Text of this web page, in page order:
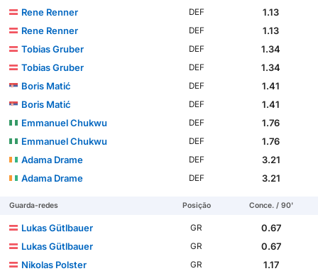
Rene Renner
DEF
1.13
Rene Renner
DEF
1.13
Tobias Gruber
DEF
1.34
Tobias Gruber
DEF
1.34
Boris Matić
DEF
1.41
Boris Matić
DEF
1.41
Emmanuel Chukwu
DEF
1.76
Emmanuel Chukwu
DEF
1.76
Adama Drame
DEF
3.21
Adama Drame
DEF 3.21
Guarda-redes Posição Conce. / 90'
Lukas Gütlbauer GR
0.67
Lukas Gütlbauer
GR
0.67
Nikolas Polster
GR
1.17